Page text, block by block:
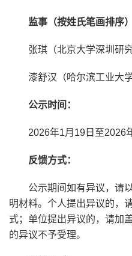
监事（按姓氏笔画排序）
张琪（北京大学深圳研
漆舒汉（哈尔滨工业大
公示时间：
2026年1月19日至2026
反馈方式：
公示期间如有异议，请
明材料。个人提出异议的，
式；单位提出异议的，请加
的异议不予受理。